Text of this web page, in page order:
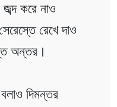
জব্দ করে নাও
রেখে দাও
অন্তর।
দিমন্তর